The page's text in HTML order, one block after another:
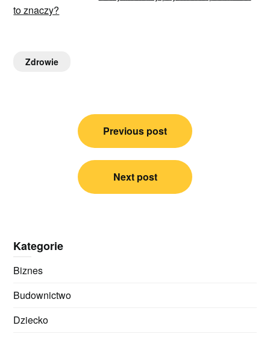
to znaczy?
Zdrowie
Nawigacja
Previous post
Next post
Kategorie
Biznes
Budownictwo
Dziecko